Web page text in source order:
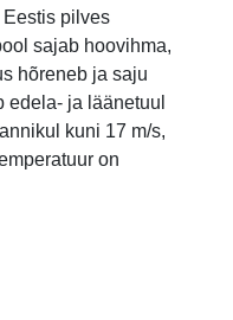
pilves
sajab hoovihma,
hõreneb ja saju
ja läänetuul
kuni 17 m/s,
on